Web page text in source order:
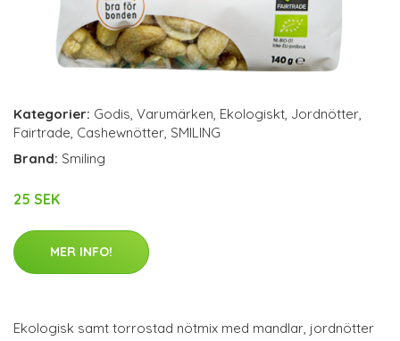
Kategorier: Godis, Varumärken, Ekologiskt, Jordnötter,
Fairtrade, Cashewnötter, SMILING
Brand: Smiling
25 SEK
MER INFO!
Ekologisk samt torrostad nötmix med mandlar, jordnötter